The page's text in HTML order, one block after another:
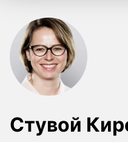
Стувой